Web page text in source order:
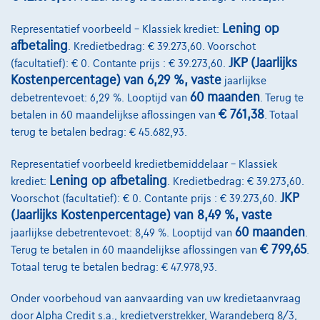
Citroen C5 AIRCROSS
05/2019
81.000 km Benzine Manueel 96 kW ( 131 PK )
Representatief voorbeeld – Klassiek krediet: Lening op
afbetaling . Kredietbedrag: € 39.273,60. Voorschot
(facultatief): € 0. Contante prijs : € 39.273,60. JKP (Jaarlijks
Kostenpercentage) van 6,29 %, vaste jaarlijkse
debetrentevoet: 6,29 %. Looptijd van 60 maanden . Terug te
betalen in 60 maandelijkse aflossingen van € 761,38 . Totaal
terug te betalen bedrag: € 45.682,93.
Representatief voorbeeld kredietbemiddelaar – Klassiek
krediet: Lening op afbetaling . Kredietbedrag: € 39.273,60.
Voorschot (facultatief): € 0. Contante prijs : € 39.273,60. JKP
(Jaarlijks Kostenpercentage) van 8,49 %, vaste
jaarlijkse debetrentevoet: 8,49 %. Looptijd van 60 maanden
Terug te betalen in 60 maandelijkse aflossingen van € 799,65.
Totaal terug te betalen bedrag: € 47.978,93.
Onder voorbehoud van aanvaarding van uw kredietaanvraag
door Alpha Credit s.a., kredietverstrekker, Warandeberg 8/3,